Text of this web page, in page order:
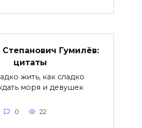
Гумилёв:
цитаты
жить, как сладко
моря и девушек
0 22